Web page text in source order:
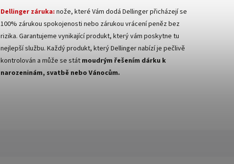
Dellinger záruka: nože, které Vám dodá Dellinger přicházejí se
100% zárukou spokojenosti nebo zárukou vrácení peněz bez
rizika. Garantujeme vynikající produkt, který vám poskytne tu
nejlepší službu. Každý produkt, který Dellinger nabízí je pečlivě
kontrolován a může se stát moudrým řešením dárku k
narozeninám, svatbě nebo Vánocům.